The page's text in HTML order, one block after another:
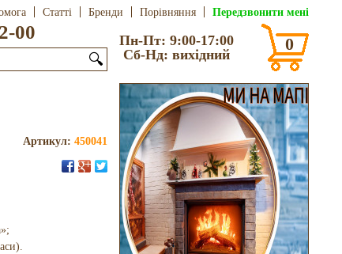
Статті Бренди Порівняння Передзвонити мені
00
🔍
Пн-Пт: 9:00-17:00
Сб-Нд: вихідний
0
Артикул: 450041